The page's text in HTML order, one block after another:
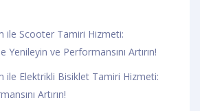
ile Scooter Tamiri Hizmeti:
Yenileyin ve Performansını Artırın!
ile Elektrikli Bisiklet Tamiri Hizmeti:
Artırın!